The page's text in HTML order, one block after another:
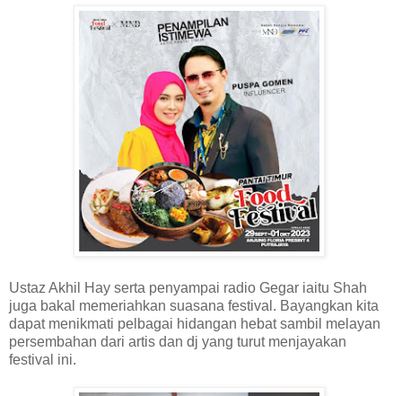
Ustaz Akhil Hay serta penyampai radio Gegar iaitu Shah
juga bakal memeriahkan suasana festival. Bayangkan kita
dapat menikmati pelbagai hidangan hebat sambil melayan
persembahan dari artis dan dj yang turut menjayakan
festival ini.